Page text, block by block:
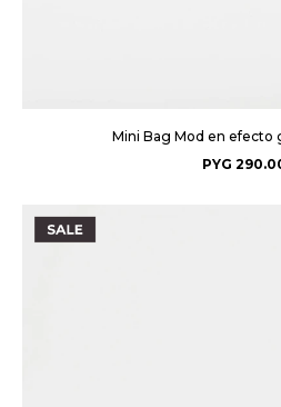
Mini Bag Mod en efecto
PYG